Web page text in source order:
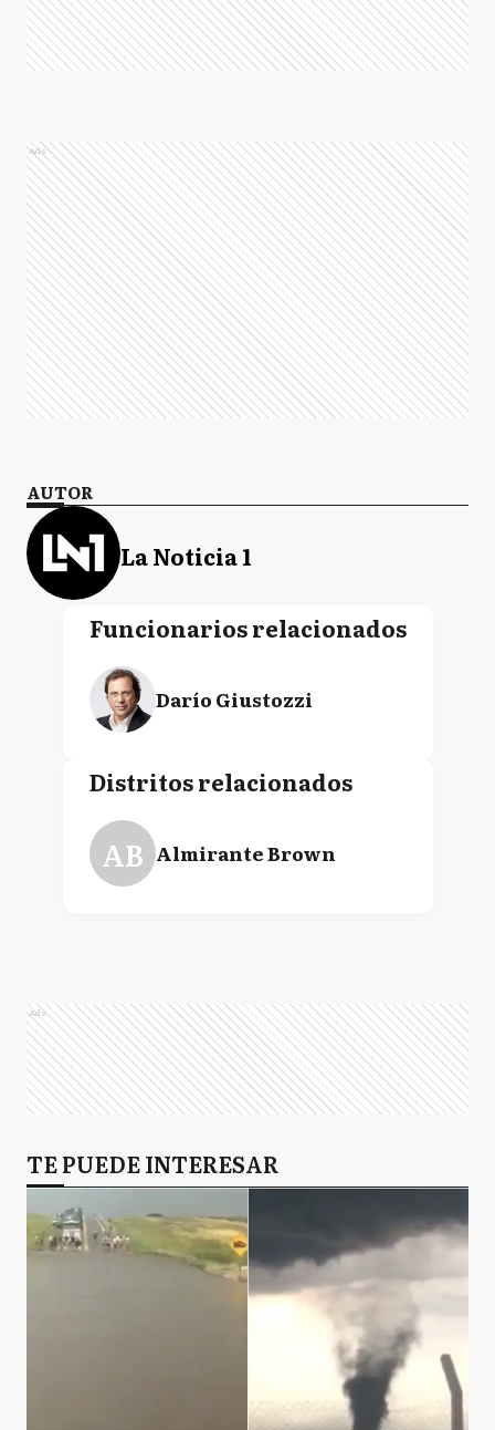
Ads
AUTOR
La Noticia 1
Funcionarios relacionados
Darío Giustozzi
Distritos relacionados
AB Almirante Brown
Ads
TE PUEDE INTERESAR